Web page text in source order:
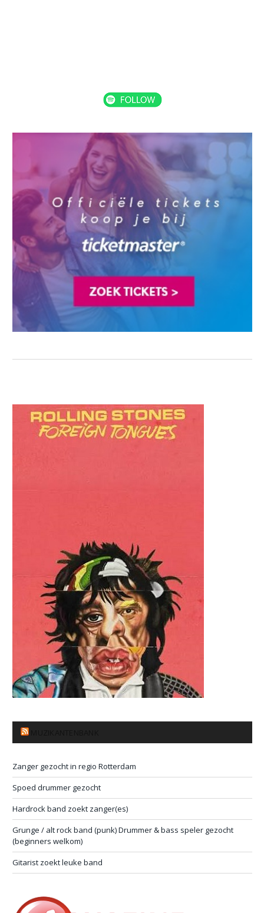
Zanger gezocht in regio Rotterdam
Spoed drummer gezocht
Hardrock band zoekt zanger(es)
Grunge / alt rock band (punk) Drummer & bass speler gezocht
(beginners welkom)
Gitarist zoekt leuke band